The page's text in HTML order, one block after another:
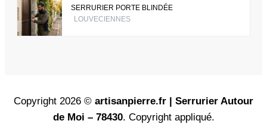
SERRURIER PORTE BLINDÉE
LOUVECIENNES
Copyright 2026 © artisanpierre.fr | Serrurier Autour
de Moi – 78430. Copyright appliqué.